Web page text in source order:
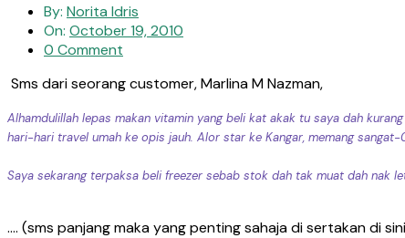
By: Norita Idris
On: October 19, 2010
0 Comment
Sms dari seorang customer, Marlina M Nazman,
Alhamdulillah lepas makan vitamin yang beli kat akak tu saya dah
hari-hari travel umah ke opis jauh. Alor star ke Kangar, memang
Saya sekarang terpaksa beli freezer sebab stok dah tak muat dah nak
…. (sms panjang maka yang penting sahaja di sertakan di